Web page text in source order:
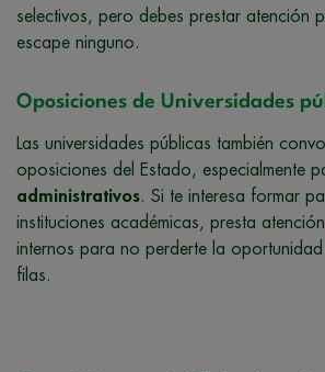
selectivos, pero debes prestar atención
escape ninguno.
Oposiciones de Universidades
Las universidades públicas también
oposiciones del Estado, especialmente
administrativos. Si te interesa formar
instituciones académicas, presta
internos para no perderte la oportunidad
filas.